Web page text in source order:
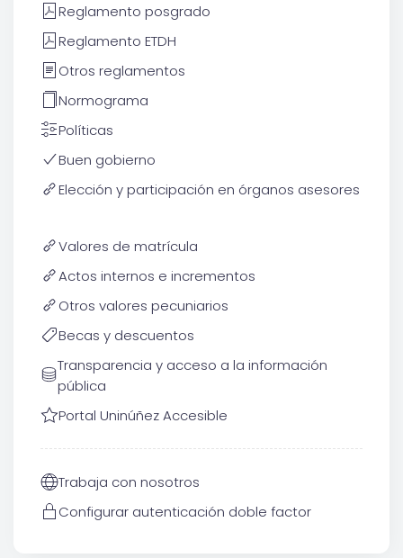
Reglamento posgrado
Reglamento ETDH
Otros reglamentos
Normograma
Políticas
Buen gobierno
Elección y participación en órganos asesores
Valores de matrícula
Actos internos e incrementos
Otros valores pecuniarios
Becas y descuentos
Transparencia y acceso a la información
pública
Portal Uninúñez Accesible
Trabaja con nosotros
Configurar autenticación doble factor